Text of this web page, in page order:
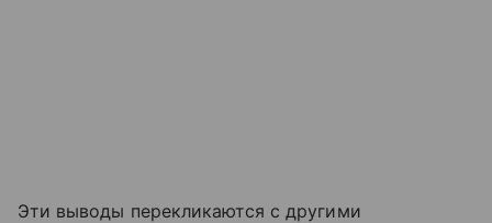
Эти выводы перекликаются с другими